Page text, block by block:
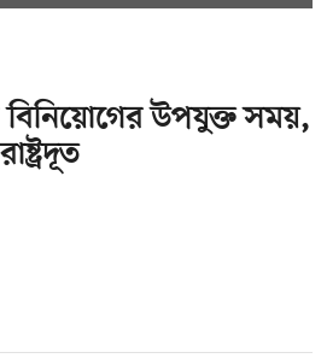
উপযুক্ত সময়,